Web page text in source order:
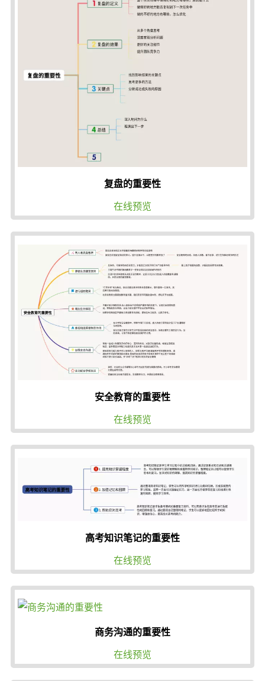
复盘的重要性
在线预览
安全教育的重要性
在线预览
高考知识笔记的重要性
在线预览
商务沟通的重要性
在线预览